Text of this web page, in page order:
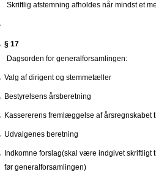
Skriftlig afstemning afholdes når mindst et
§ 17
Dagsorden for generalforsamlingen:
Valg af dirigent og stemmetæller
Bestyrelsens årsberetning
Kassererens fremlæggelse af årsregnskabet
Udvalgenes beretning
Indkomne forslag(skal være indgivet skriftligt
før generalforsamlingen)